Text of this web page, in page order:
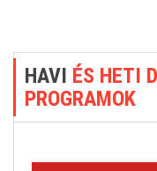
HAVI ÉS HETI
PROGRAMOK